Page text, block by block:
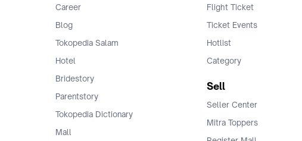
Career
Blog
Tokopedia Salam
Hotel
Bridestory
Parentstory
Tokopedia Dictionary
Mall
Flight Ticket
Ticket Events
Hotlist
Category
Sell
Seller Center
Mitra Toppers